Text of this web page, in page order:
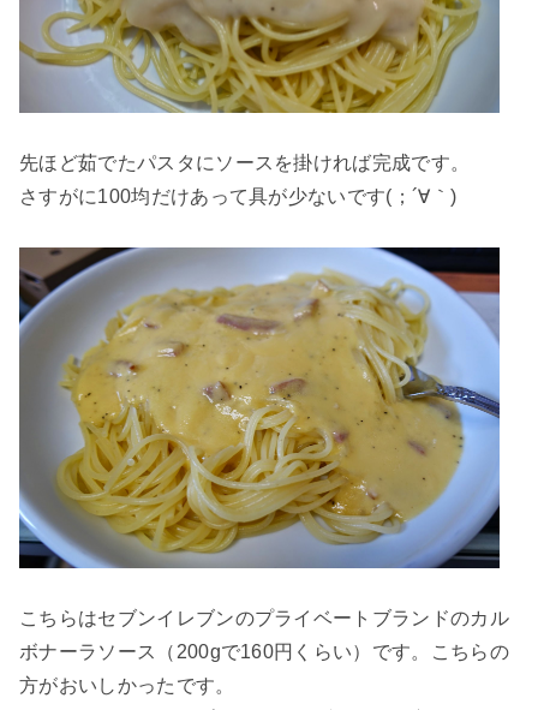
先ほど茹でたパスタにソースを掛ければ完成です。
さすがに100均だけあって具が少ないです(；´∀｀)
こちらはセブンイレブンのプライベートブランドのカル
ボナーラソース（200gで160円くらい）です。こちらの
方がおいしかったです。